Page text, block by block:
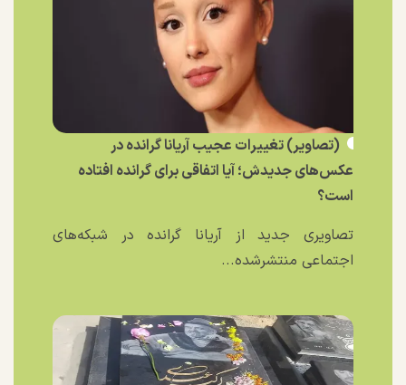
(تصاویر) تغییرات عجیب آریانا گرانده در
عکس‌های جدیدش؛ آیا اتفاقی برای گرانده افتاده
است؟
تصاویری جدید از آریانا گرانده در شبکه‌های
اجتماعی منتشرشده...